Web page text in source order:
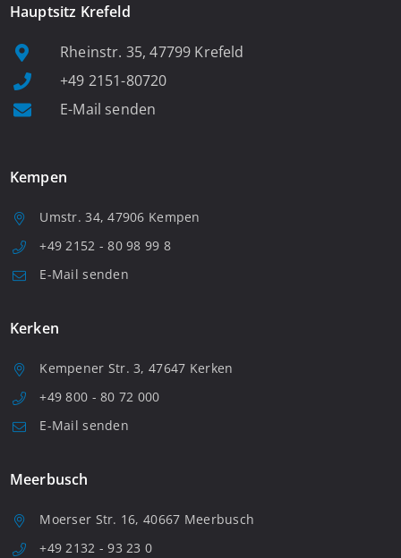
Hauptsitz Krefeld
Rheinstr. 35, 47799 Krefeld
+49 2151-80720
E-Mail senden
Kempen
Umstr. 34, 47906 Kempen
+49 2152 - 80 98 99 8
E-Mail senden
Kerken
Kempener Str. 3, 47647 Kerken
+49 800 - 80 72 000
E-Mail senden
Meerbusch
Moerser Str. 16, 40667 Meerbusch
+49 2132 - 93 23 0